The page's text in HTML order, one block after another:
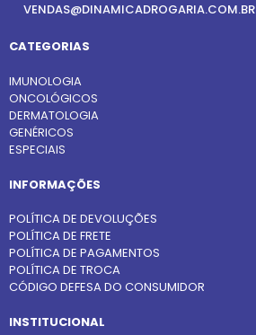
VENDAS@DINAMICADROGARIA.COM.BR
CATEGORIAS
IMUNOLOGIA
ONCOLÓGICOS
DERMATOLOGIA
GENÉRICOS
ESPECIAIS
INFORMAÇÕES
POLÍTICA DE DEVOLUÇÕES
POLÍTICA DE FRETE
POLÍTICA DE PAGAMENTOS
POLÍTICA DE TROCA
CÓDIGO DEFESA DO CONSUMIDOR
INSTITUCIONAL